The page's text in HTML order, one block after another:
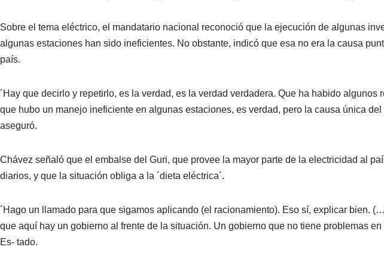
Sobre el tema eléctrico, el mandatario nacional reconoció que la ejecución de algunas
algunas estaciones han sido ineficientes. No obstante, indicó que esa no era la causa
país.
´Hay que decirlo y repetirlo, es la verdad, es la verdad verdadera. Que ha habido algunos
que hubo un manejo ineficiente en algunas estaciones, es verdad, pero la causa única
aseguró.
Chávez señaló que el embalse del Guri, que provee la mayor parte de la electricidad al
diarios, y que la situación obliga a la ´dieta eléctrica´.
´Hago un llamado para que sigamos aplicando (el racionamiento). Eso sí, explicar bien.
que aquí hay un gobierno al frente de la situación. Un gobierno que no tiene problemas
Es- tado.